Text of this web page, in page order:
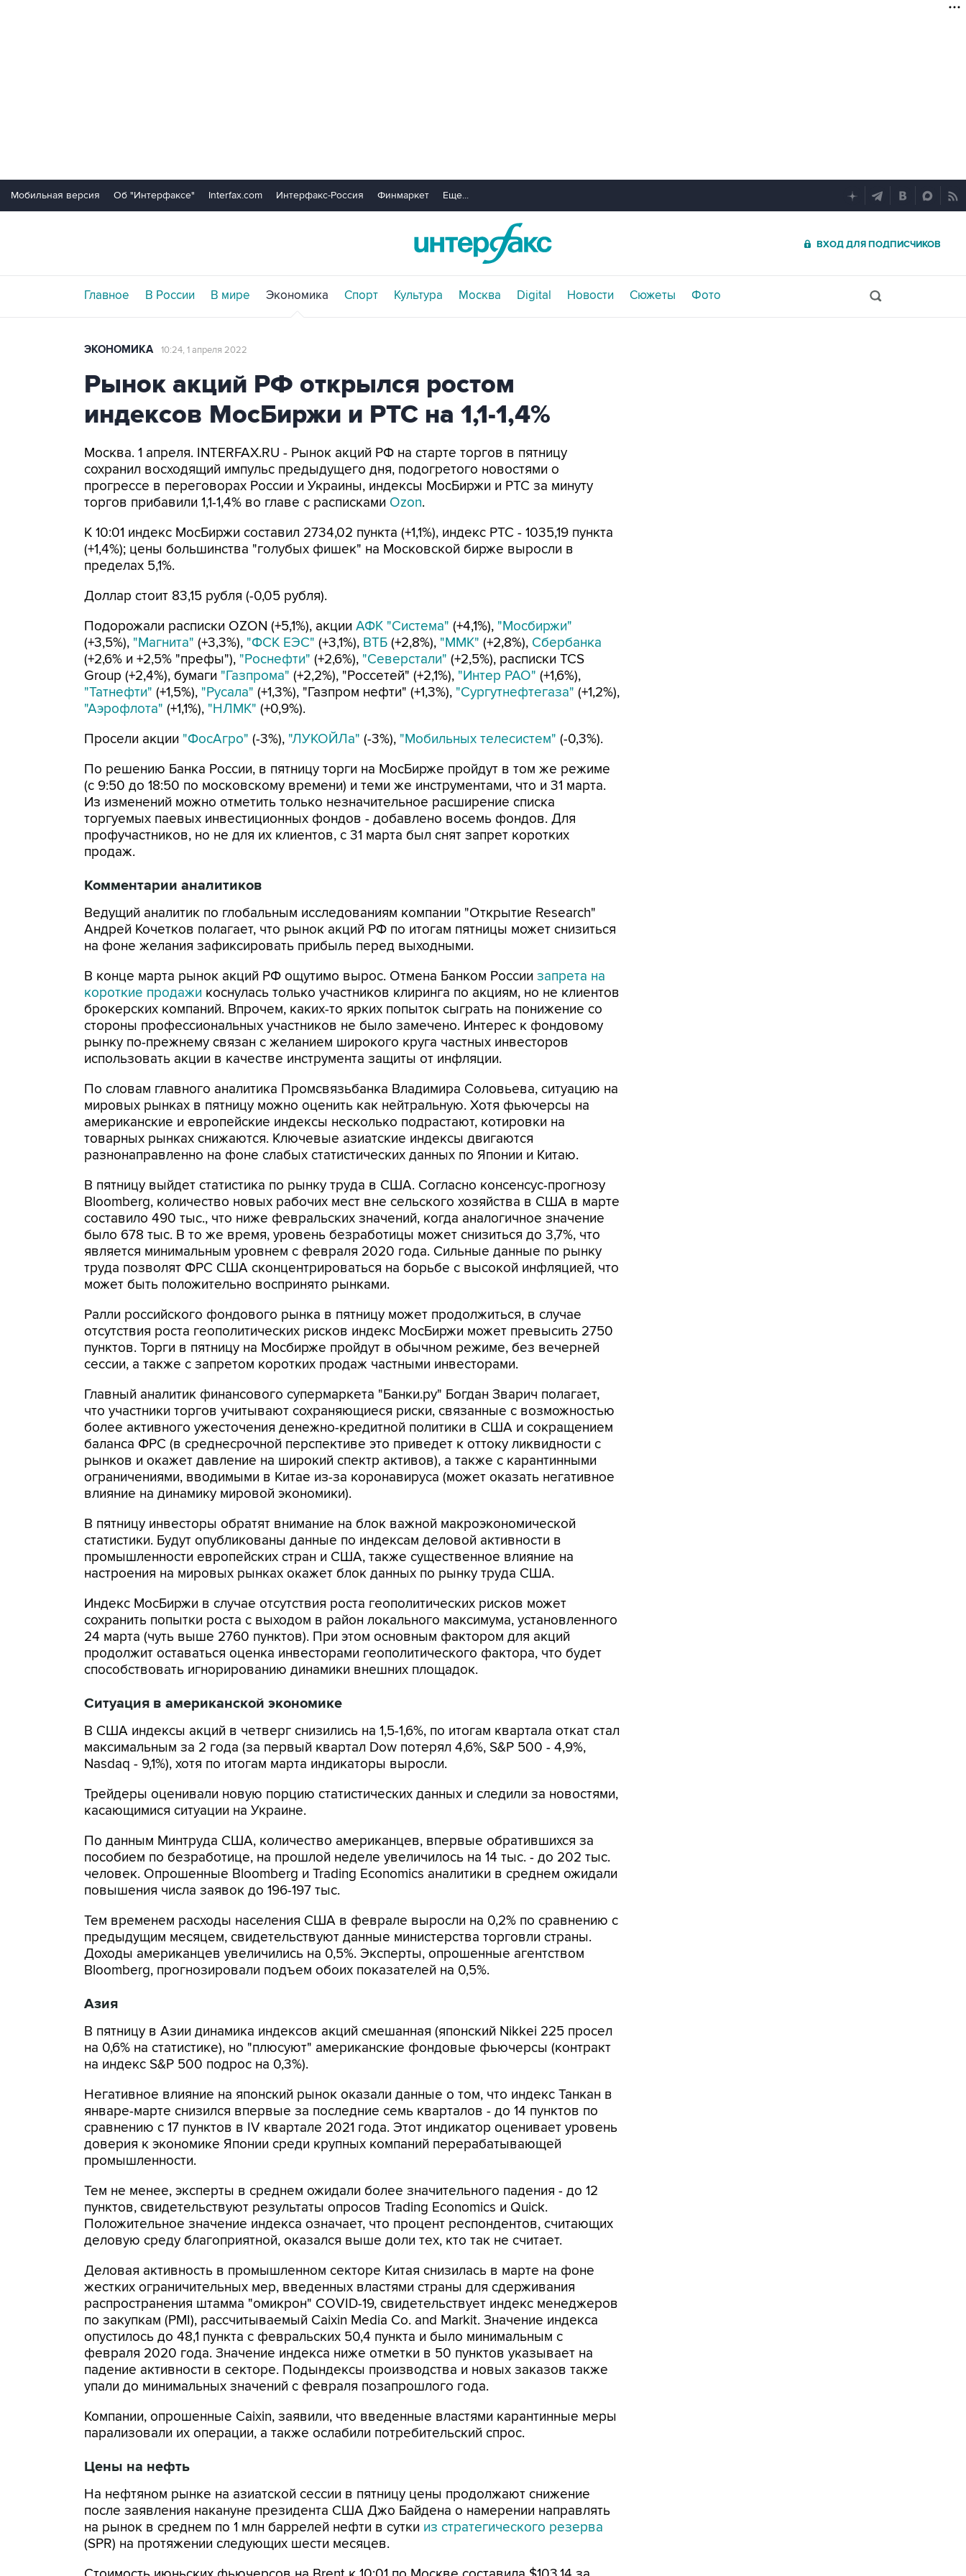
Мобильная версия Об "Интерфаксе" Interfax.com Интерфакс-Россия Финмаркет Еще...
ВХОД ДЛЯ ПОДПИСЧИКОВ
Главное В России В мире Экономика Спорт Культура Москва Digital Новости Сюжеты Фото
ЭКОНОМИКА 10:24, 1 апреля 2022
Рынок акций РФ открылся ростом
индексов МосБиржи и РТС на 1,1-1,4%
Москва. 1 апреля. INTERFAX.RU - Рынок акций РФ на старте торгов в пятницу
сохранил восходящий импульс предыдущего дня, подогретого новостями о
прогрессе в переговорах России и Украины, индексы МосБиржи и РТС за минуту
торгов прибавили 1,1-1,4% во главе с расписками Ozon.
К 10:01 индекс МосБиржи составил 2734,02 пункта (+1,1%), индекс РТС - 1035,19 пункта
(+1,4%); цены большинства "голубых фишек" на Московской бирже выросли в
пределах 5,1%.
Доллар стоит 83,15 рубля (-0,05 рубля).
Подорожали расписки OZON (+5,1%), акции АФК "Система" (+4,1%), "Мосбиржи"
(+3,5%), "Магнита" (+3,3%), "ФСК ЕЭС" (+3,1%), ВТБ (+2,8%), "ММК" (+2,8%), Сбербанка
(+2,6% и +2,5% "префы"), "Роснефти" (+2,6%), "Северстали" (+2,5%), расписки TCS
Group (+2,4%), бумаги "Газпрома" (+2,2%), "Россетей" (+2,1%), "Интер РАО" (+1,6%),
"Татнефти" (+1,5%), "Русала" (+1,3%), "Газпром нефти" (+1,3%), "Сургутнефтегаза" (+1,2%),
"Аэрофлота" (+1,1%), "НЛМК" (+0,9%).
Просели акции "ФосАгро" (-3%), "ЛУКОЙЛа" (-3%), "Мобильных телесистем" (-0,3%).
По решению Банка России, в пятницу торги на МосБирже пройдут в том же режиме
(с 9:50 до 18:50 по московскому времени) и теми же инструментами, что и 31 марта.
Из изменений можно отметить только незначительное расширение списка
торгуемых паевых инвестиционных фондов - добавлено восемь фондов. Для
профучастников, но не для их клиентов, с 31 марта был снят запрет коротких
продаж.
Комментарии аналитиков
Ведущий аналитик по глобальным исследованиям компании "Открытие Research"
Андрей Кочетков полагает, что рынок акций РФ по итогам пятницы может снизиться
на фоне желания зафиксировать прибыль перед выходными.
В конце марта рынок акций РФ ощутимо вырос. Отмена Банком России запрета на
короткие продажи коснулась только участников клиринга по акциям, но не клиентов
брокерских компаний. Впрочем, каких-то ярких попыток сыграть на понижение со
стороны профессиональных участников не было замечено. Интерес к фондовому
рынку по-прежнему связан с желанием широкого круга частных инвесторов
использовать акции в качестве инструмента защиты от инфляции.
По словам главного аналитика Промсвязьбанка Владимира Соловьева, ситуацию на
мировых рынках в пятницу можно оценить как нейтральную. Хотя фьючерсы на
американские и европейские индексы несколько подрастают, котировки на
товарных рынках снижаются. Ключевые азиатские индексы двигаются
разнонаправленно на фоне слабых статистических данных по Японии и Китаю.
В пятницу выйдет статистика по рынку труда в США. Согласно консенсус-прогнозу
Bloomberg, количество новых рабочих мест вне сельского хозяйства в США в марте
составило 490 тыс., что ниже февральских значений, когда аналогичное значение
было 678 тыс. В то же время, уровень безработицы может снизиться до 3,7%, что
является минимальным уровнем с февраля 2020 года. Сильные данные по рынку
труда позволят ФРС США сконцентрироваться на борьбе с высокой инфляцией, что
может быть положительно воспринято рынками.
Ралли российского фондового рынка в пятницу может продолжиться, в случае
отсутствия роста геополитических рисков индекс МосБиржи может превысить 2750
пунктов. Торги в пятницу на Мосбирже пройдут в обычном режиме, без вечерней
сессии, а также с запретом коротких продаж частными инвесторами.
Главный аналитик финансового супермаркета "Банки.ру" Богдан Зварич полагает,
что участники торгов учитывают сохраняющиеся риски, связанные с возможностью
более активного ужесточения денежно-кредитной политики в США и сокращением
баланса ФРС (в среднесрочной перспективе это приведет к оттоку ликвидности с
рынков и окажет давление на широкий спектр активов), а также с карантинными
ограничениями, вводимыми в Китае из-за коронавируса (может оказать негативное
влияние на динамику мировой экономики).
В пятницу инвесторы обратят внимание на блок важной макроэкономической
статистики. Будут опубликованы данные по индексам деловой активности в
промышленности европейских стран и США, также существенное влияние на
настроения на мировых рынках окажет блок данных по рынку труда США.
Индекс МосБиржи в случае отсутствия роста геополитических рисков может
сохранить попытки роста с выходом в район локального максимума, установленного
24 марта (чуть выше 2760 пунктов). При этом основным фактором для акций
продолжит оставаться оценка инвесторами геополитического фактора, что будет
способствовать игнорированию динамики внешних площадок.
Ситуация в американской экономике
В США индексы акций в четверг снизились на 1,5-1,6%, по итогам квартала откат стал
максимальным за 2 года (за первый квартал Dow потерял 4,6%, S&P 500 - 4,9%,
Nasdaq - 9,1%), хотя по итогам марта индикаторы выросли.
Трейдеры оценивали новую порцию статистических данных и следили за новостями,
касающимися ситуации на Украине.
По данным Минтруда США, количество американцев, впервые обратившихся за
пособием по безработице, на прошлой неделе увеличилось на 14 тыс. - до 202 тыс.
человек. Опрошенные Bloomberg и Trading Economics аналитики в среднем ожидали
повышения числа заявок до 196-197 тыс.
Тем временем расходы населения США в феврале выросли на 0,2% по сравнению с
предыдущим месяцем, свидетельствуют данные министерства торговли страны.
Доходы американцев увеличились на 0,5%. Эксперты, опрошенные агентством
Bloomberg, прогнозировали подъем обоих показателей на 0,5%.
Азия
В пятницу в Азии динамика индексов акций смешанная (японский Nikkei 225 просел
на 0,6% на статистике), но "плюсуют" американские фондовые фьючерсы (контракт
на индекс S&P 500 подрос на 0,3%).
Негативное влияние на японский рынок оказали данные о том, что индекс Танкан в
январе-марте снизился впервые за последние семь кварталов - до 14 пунктов по
сравнению с 17 пунктов в IV квартале 2021 года. Этот индикатор оценивает уровень
доверия к экономике Японии среди крупных компаний перерабатывающей
промышленности.
Тем не менее, эксперты в среднем ожидали более значительного падения - до 12
пунктов, свидетельствуют результаты опросов Trading Economics и Quick.
Положительное значение индекса означает, что процент респондентов, считающих
деловую среду благоприятной, оказался выше доли тех, кто так не считает.
Деловая активность в промышленном секторе Китая снизилась в марте на фоне
жестких ограничительных мер, введенных властями страны для сдерживания
распространения штамма "омикрон" COVID-19, свидетельствует индекс менеджеров
по закупкам (PMI), рассчитываемый Caixin Media Co. and Markit. Значение индекса
опустилось до 48,1 пункта с февральских 50,4 пункта и было минимальным с
февраля 2020 года. Значение индекса ниже отметки в 50 пунктов указывает на
падение активности в секторе. Подындексы производства и новых заказов также
упали до минимальных значений с февраля позапрошлого года.
Компании, опрошенные Caixin, заявили, что введенные властями карантинные меры
парализовали их операции, а также ослабили потребительский спрос.
Цены на нефть
На нефтяном рынке на азиатской сессии в пятницу цены продолжают снижение
после заявления накануне президента США Джо Байдена о намерении направлять
на рынок в среднем по 1 млн баррелей нефти в сутки из стратегического резерва
(SPR) на протяжении следующих шести месяцев.